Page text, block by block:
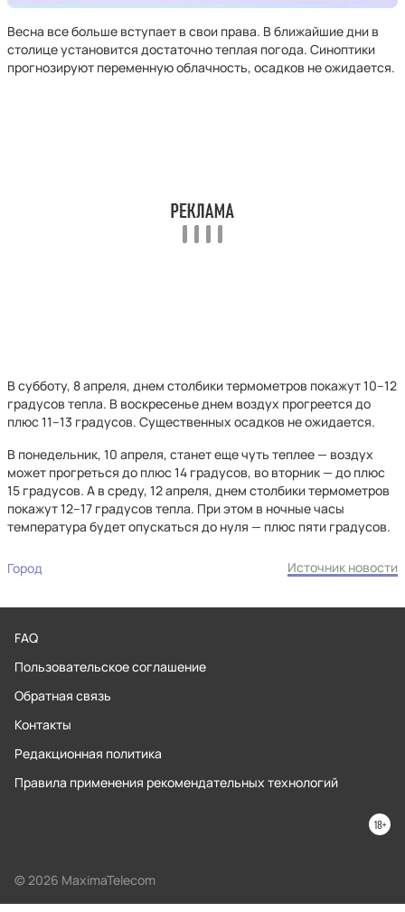
Весна все больше вступает в свои права. В ближайшие дни в
столице установится достаточно теплая погода. Синоптики
прогнозируют переменную облачность, осадков не ожидается.
В субботу, 8 апреля, днем столбики термометров покажут 10–12
градусов тепла. В воскресенье днем воздух прогреется до
плюс 11–13 градусов. Существенных осадков не ожидается.
В понедельник, 10 апреля, станет еще чуть теплее — воздух
может прогреться до плюс 14 градусов, во вторник — до плюс
15 градусов. А в среду, 12 апреля, днем столбики термометров
покажут 12–17 градусов тепла. При этом в ночные часы
температура будет опускаться до нуля — плюс пяти градусов.
Город Источник новости
FAQ
Пользовательское соглашение
Обратная связь
Контакты
Редакционная политика
Правила применения рекомендательных технологий
© 2026 MaximaTelecom